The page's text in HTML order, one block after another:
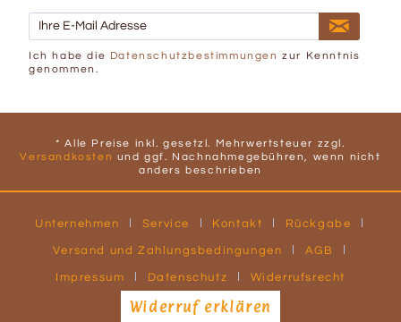
Ich habe die Datenschutzbestimmungen zur Kenntnis
genommen.
* Alle Preise inkl. gesetzl. Mehrwertsteuer zzgl.
Versandkosten und ggf. Nachnahmegebühren, wenn nicht
anders beschrieben
Unternehmen Service Kontakt Rückgabe
Versand und Zahlungsbedingungen AGB
Impressum Datenschutz Widerrufsrecht
Widerruf erklären